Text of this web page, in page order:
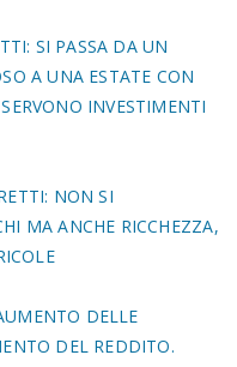
SI PASSA DA UN
A UNA ESTATE CON
INVESTIMENTI
NON SI
MA ANCHE RICCHEZZA,
DELLE
DEL REDDITO.